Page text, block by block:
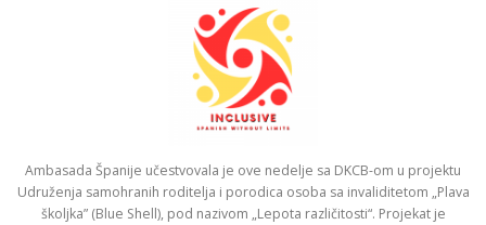
Ambasada Španije učestvovala je ove nedelje sa DKCB-om u projektu
Udruženja samohranih roditelja i porodica osoba sa invaliditetom „Plava
školjka” (Blue Shell), pod nazivom „Lepota različitosti“. Projekat je